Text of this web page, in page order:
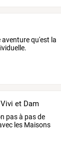
aventure qu'est la
et Dam
pasà pasde
les Maisons